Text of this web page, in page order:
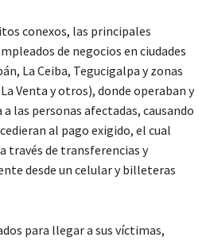
conexos, las principales
de negocios en ciudades
La Ceiba, Tegucigalpa y zonas
Venta y otros), donde operaban y
las personas afectadas, causando
al pago exigido, el cual
través de transferencias y
desde un celular y billeteras
para llegar a sus víctimas,